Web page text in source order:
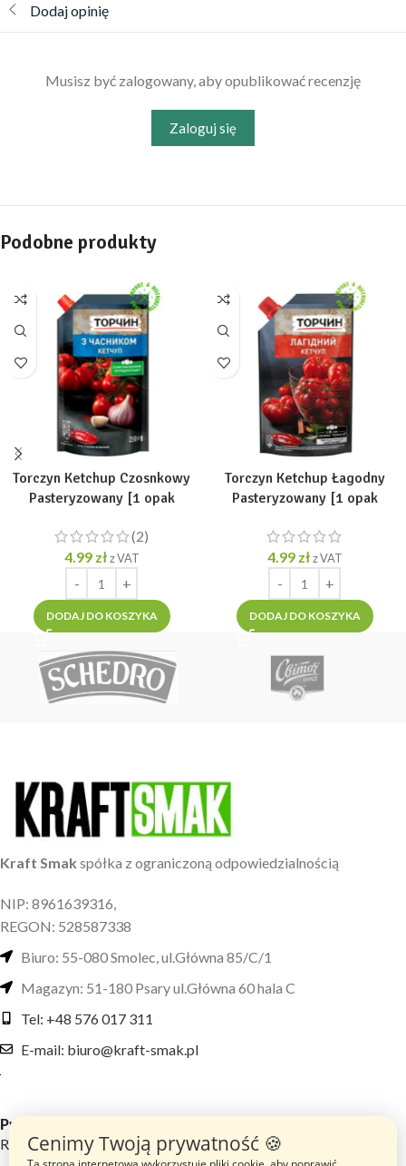
Dodaj opinię
Musisz być zalogowany, aby opublikować recenzję
Zaloguj się
Podobne produkty
Torczyn Ketchup Czosnkowy
Pasteryzowany [1 opak
(2)
4.99 zł z VAT
DODAJ DO KOSZYKA
Torczyn Ketchup Łagodny
Pasteryzowany [1 opak
4.99 zł z VAT
DODAJ DO KOSZYKA
Kraft Smak spółka z ograniczoną odpowiedzialnością
NIP: 8961639316,
REGON: 528587338
Biuro: 55-080 Smolec, ul.Główna 85/C/1
Magazyn: 51-180 Psary ul.Główna 60 hala C
Tel: +48 576 017 311
E-mail: biuro@kraft-smak.pl
Przydatne linki
Regulamin sklepu
Cenimy Twoją prywatność 🍪